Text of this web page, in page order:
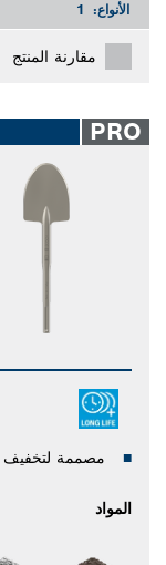
الأنواع: 1
مقارنة المنتج
PRO
مصممة لتخفيف
المواد